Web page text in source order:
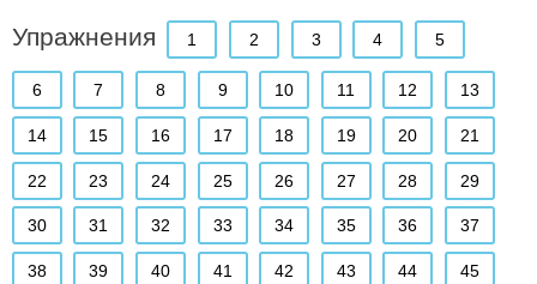
Упражнения 1 2 3 4 5
6 7 8 9 10 11 12 13
14 15 16 17 18 19 20 21
22 23 24 25 26 27 28 29
30 31 32 33 34 35 36 37
38 39 40 41 42 43 44 45